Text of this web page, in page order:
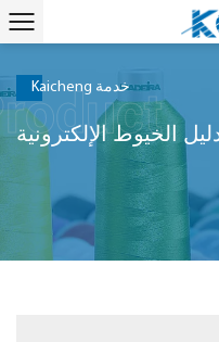
Kaicheng خدمة